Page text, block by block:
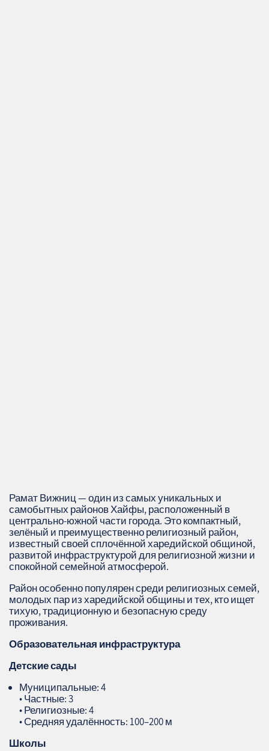
Рамат Вижниц — один из самых уникальных и
самобытных районов Хайфы, расположенный в
центрально‑южной части города. Это компактный,
зелёный и преимущественно религиозный район,
известный своей сплочённой харедийской общиной,
развитой инфраструктурой для религиозной жизни и
спокойной семейной атмосферой.
Район особенно популярен среди религиозных семей,
молодых пар из харедийской общины и тех, кто ищет
тихую, традиционную и безопасную среду
проживания.
Образовательная инфраструктура
Детские сады
Муниципальные: 4
• Частные: 3
• Религиозные: 4
• Средняя удалённость: 100–200 м
Школы